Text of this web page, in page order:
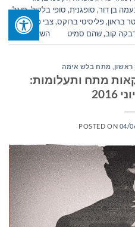
בן דור, סופגנית, סופי בלקול,סיגל
בראון,פליסיטי ברוקס,צבי פדלמן,
קוב,שהם סמיט השאר תגובה
מתח בלש אימה
מתח ותעלומות:
POSTED ON 04/